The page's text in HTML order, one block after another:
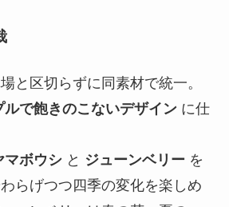
と区切らずに同素材で統一。
ルで飽きのこないデザインに仕
マボウシと ジューンベリー を
らげつつ四季の変化を楽しめ